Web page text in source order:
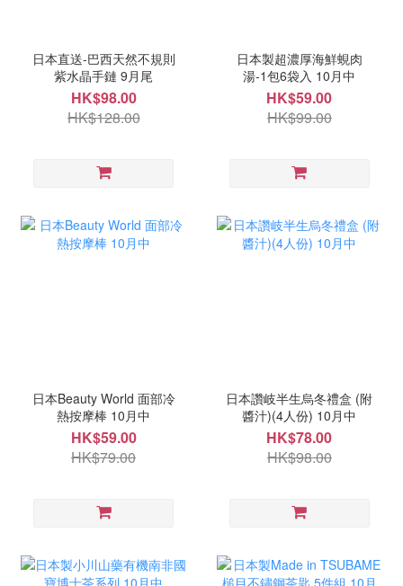
日本直送-巴西天然不規則
紫水晶手鏈 9月尾
HK$98.00
HK$128.00
日本製超濃厚海鮮蜆肉
湯-1包6袋入 10月中
HK$59.00
HK$99.00
日本Beauty World 面部冷
熱按摩棒 10月中
HK$59.00
HK$79.00
日本讚岐半生烏冬禮盒 (附
醬汁)(4人份) 10月中
HK$78.00
HK$98.00